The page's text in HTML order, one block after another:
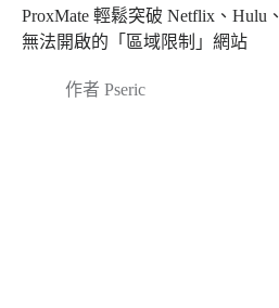
ProxMate 輕鬆突破 Netflix、Hulu
無法開啟的「區域限制」網站
作者 Pseric